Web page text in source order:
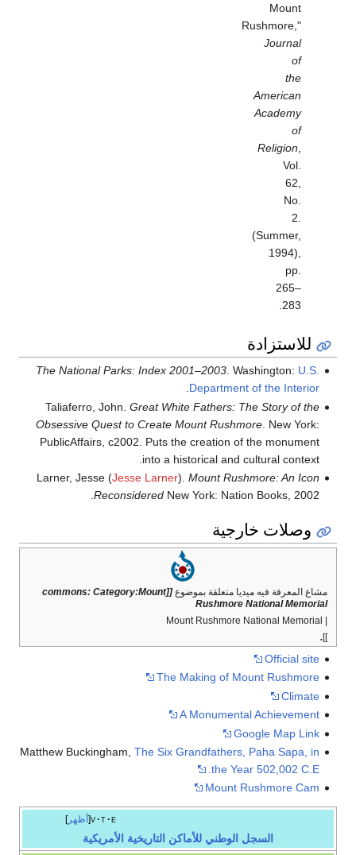
Mount
Rushmore,"
Journal
of
the
American
Academy
of
Religion
Vol.
62,
No.
2.
(Summer,
1994),
pp.
265–
283.
للاستزادة
The National Parks: Index 2001–2003. Washington: U.S.
Department of the Interior
.
Taliaferro, John. Great White Fathers: The Story of the
Obsessive Quest to Create Mount Rushmore. New York:
PublicAffairs, c2002. Puts the creation of the monument
into a historical and cultural context.
Larner, Jesse (Jesse Larner). Mount Rushmore: An Icon
ReconsideredNew York: Nation Books, 2002.
وصلات خارجية
مشاع المعرفة فيه ميديا متعلقة بموضوع [[commons: Category:Mount
Rushmore National Memorial
| Mount Rushmore National Memorial
]]
.
Official site
The Making of Mount Rushmore
Climate
A Monumental Achievement
Google Map Link
Matthew Buckingham, The Six Grandfathers, Paha Sapa, in
the Year 502,002 C.E.
Mount Rushmore Cam
أظهر v t e
السجل الوطني للأماكن التاريخية الأمريكية